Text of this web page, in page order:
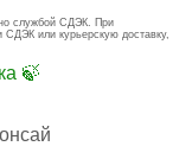
службой СДЭК. При
или курьерскую доставку,
🍃